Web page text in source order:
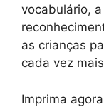
vocabulário,
as crianças
cada vez
Imprima